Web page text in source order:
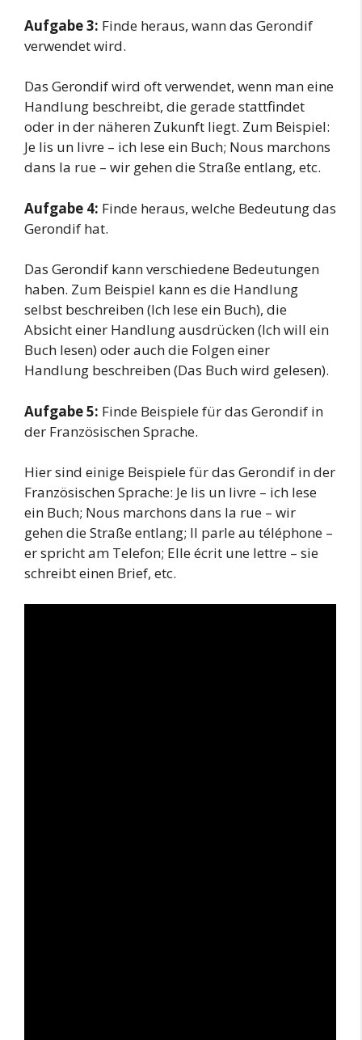
Aufgabe 3: Finde heraus, wann das Gerondif
verwendet wird.
Das Gerondif wird oft verwendet, wenn man eine
Handlung beschreibt, die gerade stattfindet
oder in der näheren Zukunft liegt. Zum Beispiel:
Je lis un livre – ich lese ein Buch; Nous marchons
dans la rue – wir gehen die Straße entlang, etc.
Aufgabe 4: Finde heraus, welche Bedeutung das
Gerondif hat.
Das Gerondif kann verschiedene Bedeutungen
haben. Zum Beispiel kann es die Handlung
selbst beschreiben (Ich lese ein Buch), die
Absicht einer Handlung ausdrücken (Ich will ein
Buch lesen) oder auch die Folgen einer
Handlung beschreiben (Das Buch wird gelesen).
Aufgabe 5: Finde Beispiele für das Gerondif in
der Französischen Sprache.
Hier sind einige Beispiele für das Gerondif in der
Französischen Sprache: Je lis un livre – ich lese
ein Buch; Nous marchons dans la rue – wir
gehen die Straße entlang; Il parle au téléphone –
er spricht am Telefon; Elle écrit une lettre – sie
schreibt einen Brief, etc.